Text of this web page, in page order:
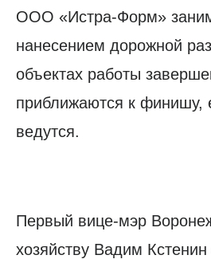
ООО «Истра-Форм»
нанесением дорожной
объектах работы
приближаются к финишу,
ведутся.
Первый вице-мэр
хозяйству Вадим Кстенин